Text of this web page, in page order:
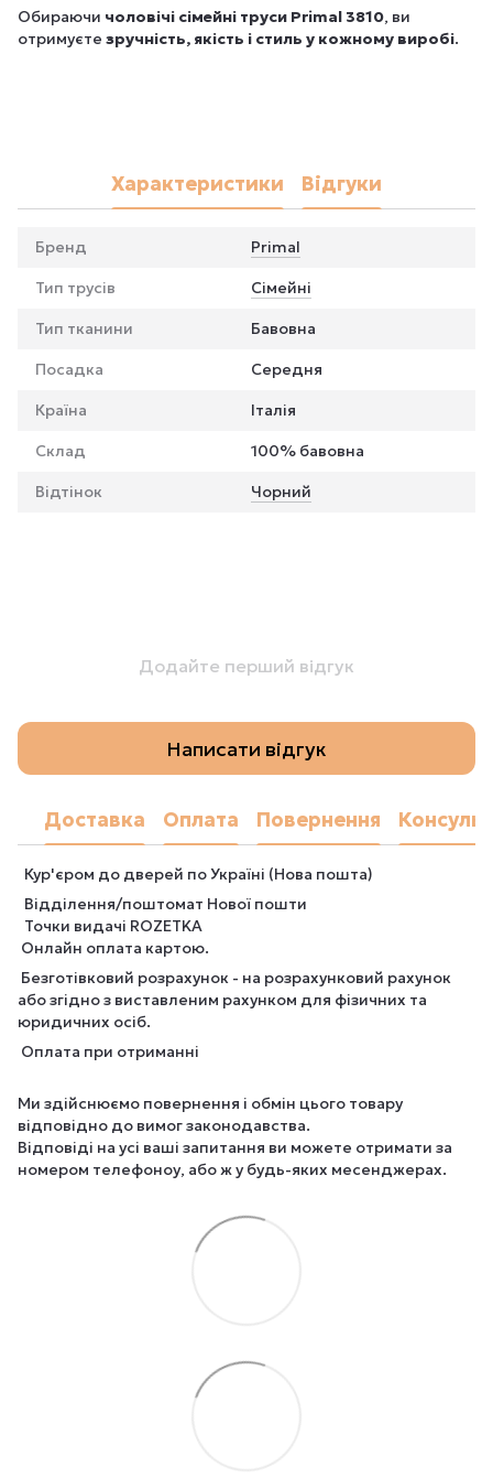
Обираючи чоловічі сімейні труси Primal 3810, ви
отримуєте зручність, якість і стиль у кожному виробі.
Характеристики Відгуки
Бренд Primal
Тип трусів Сімейні
Тип тканини Бавовна
Посадка Середня
Країна Італія
Склад 100% бавовна
Відтінок Чорний
Додайте перший відгук
Написати відгук
Доставка Оплата Повернення
Кур'єром до дверей по Україні (Нова пошта)
Відділення/поштомат Нової пошти
Точки видачі ROZETKA
Онлайн оплата картою.
Безготівковий розрахунок - на розрахунковий рахунок
або згідно з виставленим рахунком для фізичних та
юридичних осіб.
Оплата при отриманні
Ми здійснюємо повернення і обмін цього товару
відповідно до вимог законодавства.
Відповіді на усі ваші запитання ви можете отримати за
номером телефоноу, або ж у будь-яких месенджерах.